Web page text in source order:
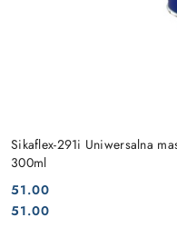
Sikaflex-291i Uniwersalna
300ml
Cena:
51.00
Cena:
51.00